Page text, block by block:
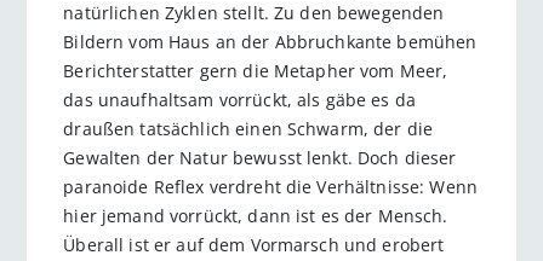
natürlichen Zyklen stellt. Zu den bewegenden
Bildern vom Haus an der Abbruchkante bemühen
Berichterstatter gern die Metapher vom Meer,
das unaufhaltsam vorrückt, als gäbe es da
draußen tatsächlich einen Schwarm, der die
Gewalten der Natur bewusst lenkt. Doch dieser
paranoide Reflex verdreht die Verhältnisse: Wenn
hier jemand vorrückt, dann ist es der Mensch.
Überall ist er auf dem Vormarsch und erobert